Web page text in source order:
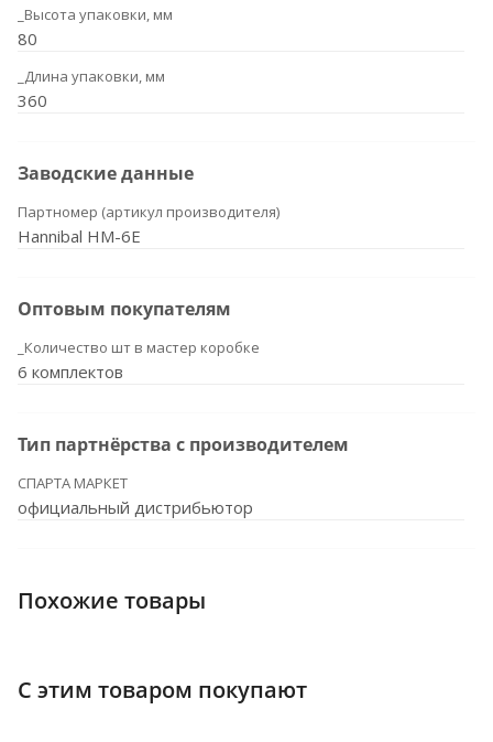
_Высота упаковки, мм
80
_Длина упаковки, мм
360
Заводские данные
Партномер (артикул производителя)
Hannibal HM-6E
Оптовым покупателям
_Количество шт в мастер коробке
6 комплектов
Тип партнёрства с производителем
СПАРТА МАРКЕТ
официальный дистрибьютор
Похожие товары
С этим товаром покупают